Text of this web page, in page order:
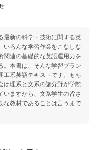
最新の科学・技術に関する英
いろんな学習作業をこなしな
関連の基礎的な英語運用力を
。本書は、そんな学習プラン
工系英語テキストです。もち
は理系と文系の諸分野が学際
いますから、文系学生の皆さ
な教材であることは言うまで